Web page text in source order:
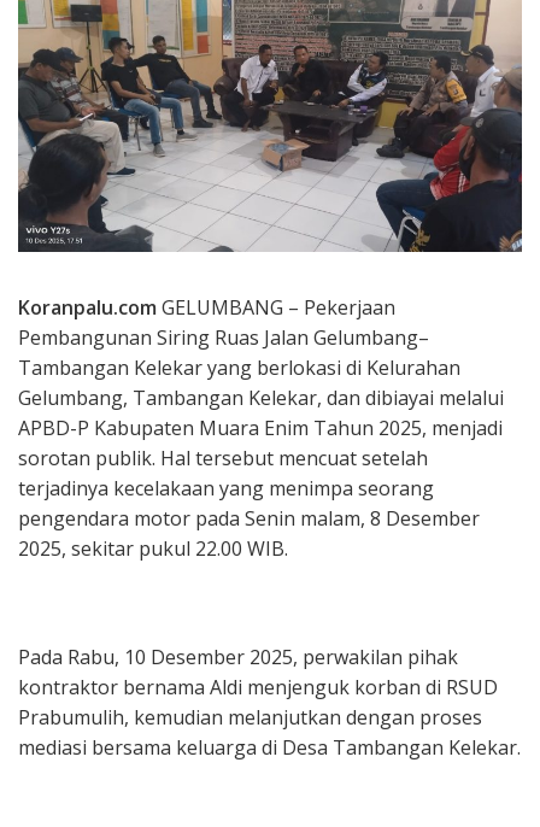
Koranpalu.com GELUMBANG – Pekerjaan
Pembangunan Siring Ruas Jalan Gelumbang–
Tambangan Kelekar yang berlokasi di Kelurahan
Gelumbang, Tambangan Kelekar, dan dibiayai melalui
APBD-P Kabupaten Muara Enim Tahun 2025, menjadi
sorotan publik. Hal tersebut mencuat setelah
terjadinya kecelakaan yang menimpa seorang
pengendara motor pada Senin malam, 8 Desember
2025, sekitar pukul 22.00 WIB.
‎Pada Rabu, 10 Desember 2025, perwakilan pihak
kontraktor bernama Aldi menjenguk korban di RSUD
Prabumulih, kemudian melanjutkan dengan proses
mediasi bersama keluarga di Desa Tambangan Kelekar.